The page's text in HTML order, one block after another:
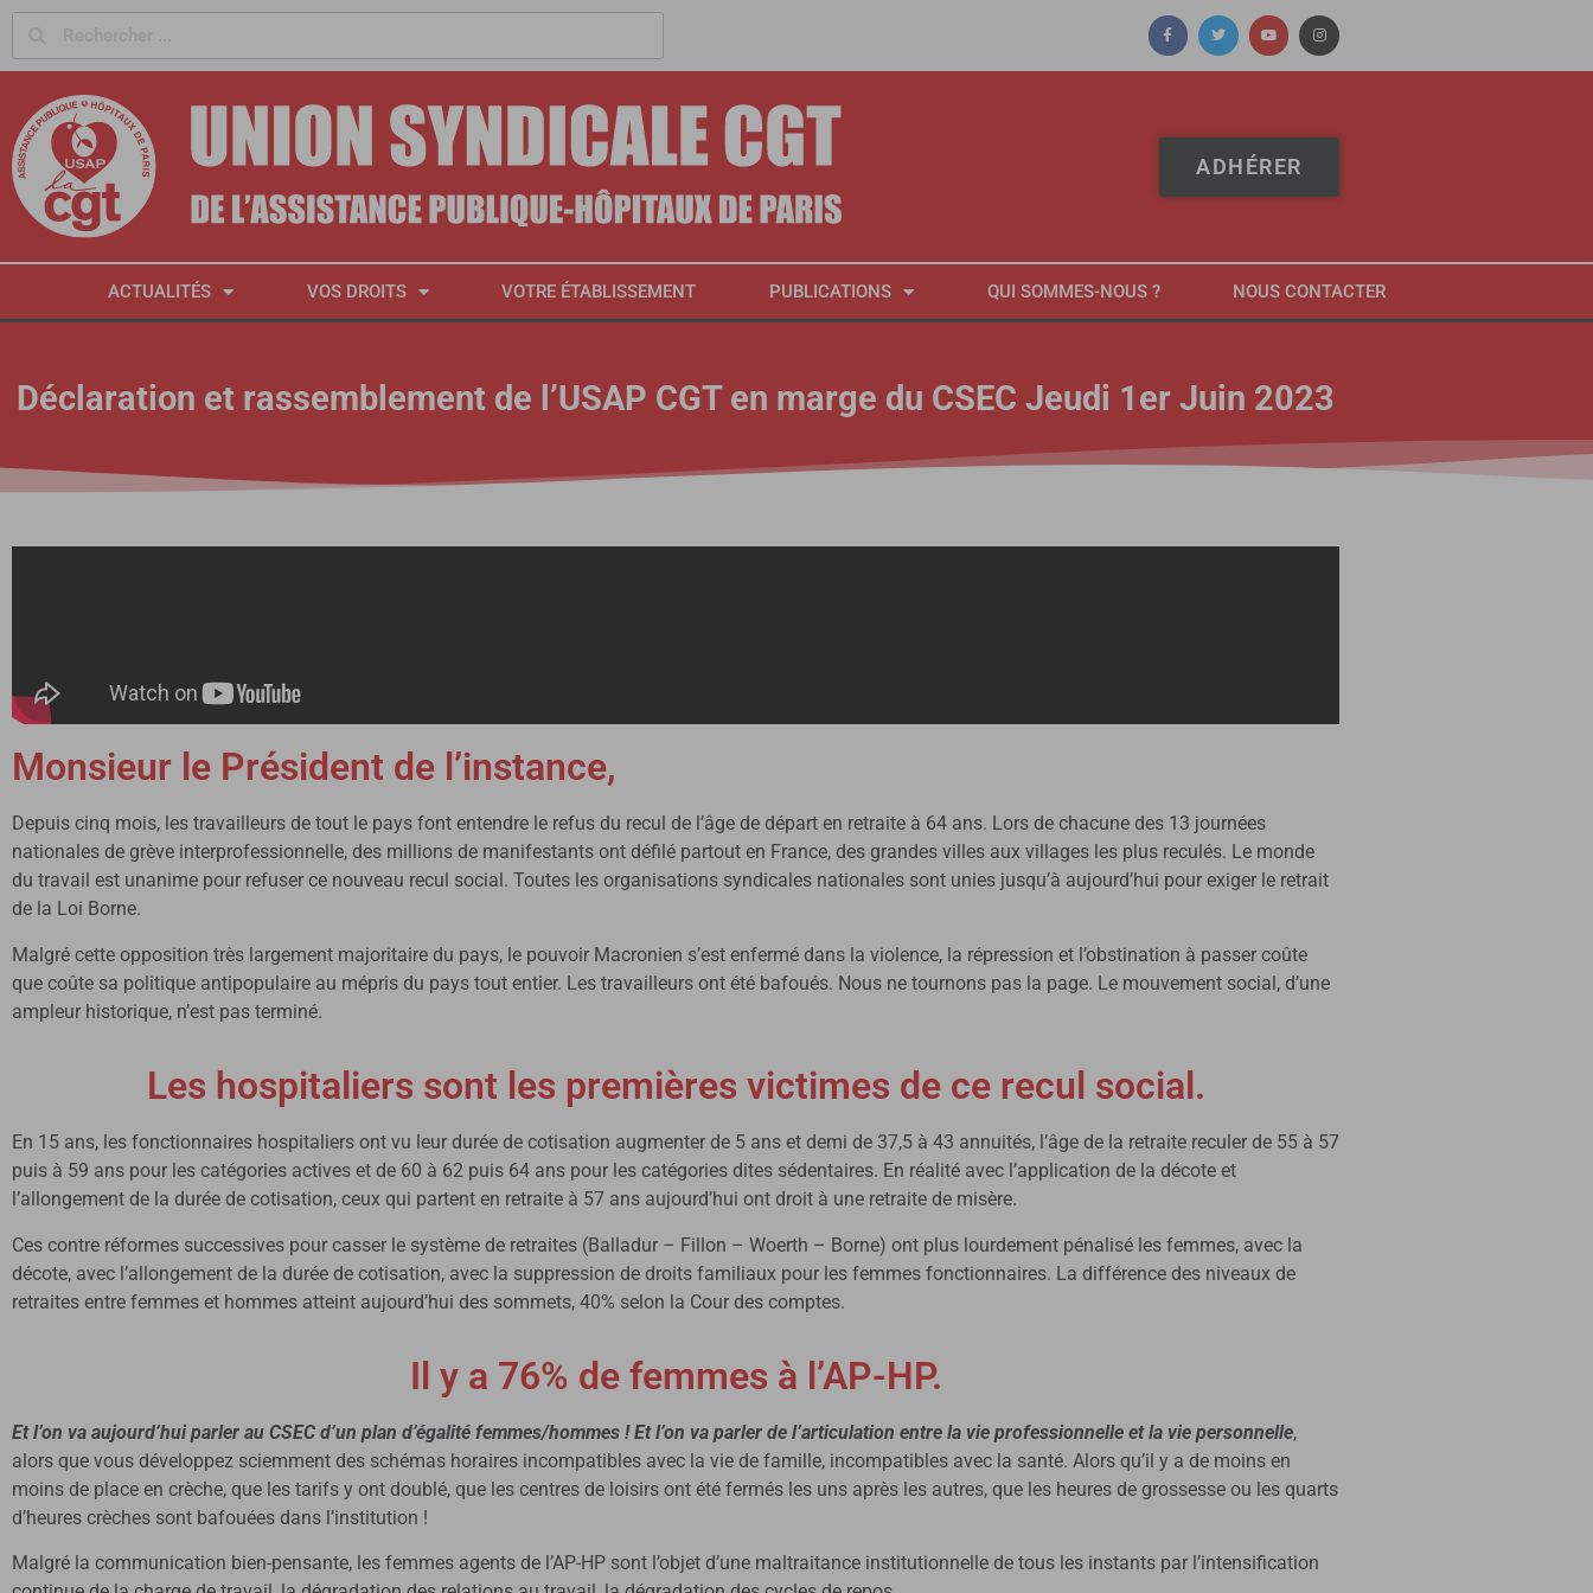
ADHÉRER
ACTUALITÉS VOS DROITS VOTRE ÉTABLISSEMENT PUBLICATIONS QUI SOMMES-NOUS ? NOUS CONTACTER
Déclaration et rassemblement de l’USAP CGT en marge du CSEC Jeudi 1er Juin 2023
Monsieur le Président de l’instance,
Depuis cinq mois, les travailleurs de tout le pays font entendre le refus du recul de l’âge de départ en retraite à 64 ans. Lors de chacune des 13 journées
nationales de grève interprofessionnelle, des millions de manifestants ont défilé partout en France, des grandes villes aux villages les plus reculés. Le monde
du travail est unanime pour refuser ce nouveau recul social. Toutes les organisations syndicales nationales sont unies jusqu’à aujourd’hui pour exiger le retrait
de la Loi Borne.
Malgré cette opposition très largement majoritaire du pays, le pouvoir Macronien s’est enfermé dans la violence, la répression et l’obstination à passer coûte
que coûte sa politique antipopulaire au mépris du pays tout entier. Les travailleurs ont été bafoués. Nous ne tournons pas la page. Le mouvement social, d’une
ampleur historique, n’est pas terminé.
Les hospitaliers sont les premières victimes de ce recul social.
En 15 ans, les fonctionnaires hospitaliers ont vu leur durée de cotisation augmenter de 5 ans et demi de 37,5 à 43 annuités, l’âge de la retraite reculer de 55 à 57
puis à 59 ans pour les catégories actives et de 60 à 62 puis 64 ans pour les catégories dites sédentaires. En réalité avec l’application de la décote et
l’allongement de la durée de cotisation, ceux qui partent en retraite à 57 ans aujourd’hui ont droit à une retraite de misère.
Ces contre réformes successives pour casser le système de retraites (Balladur – Fillon – Woerth – Borne) ont plus lourdement pénalisé les femmes, avec la
décote, avec l’allongement de la durée de cotisation, avec la suppression de droits familiaux pour les femmes fonctionnaires. La différence des niveaux de
retraites entre femmes et hommes atteint aujourd’hui des sommets, 40% selon la Cour des comptes.
Il y a 76% de femmes à l’AP-HP.
Et l’on va aujourd’hui parler au CSEC d’un plan d’égalité femmes/hommes ! Et l’on va parler de l’articulation entre la vie professionnelle et la vie personnelle,
alors que vous développez sciemment des schémas horaires incompatibles avec la vie de famille, incompatibles avec la santé. Alors qu’il y a de moins en
moins de place en crèche, que les tarifs y ont doublé, que les centres de loisirs ont été fermés les uns après les autres, que les heures de grossesse ou les quarts
d’heures crèches sont bafouées dans l’institution !
Malgré la communication bien-pensante, les femmes agents de l’AP-HP sont l’objet d’une maltraitance institutionnelle de tous les instants par l’intensification
Panneau de gestion des cookies